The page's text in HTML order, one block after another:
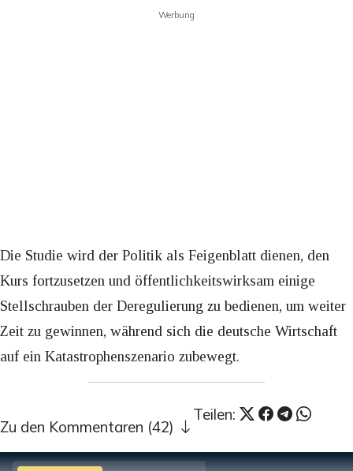
Werbung
Die Studie wird der Politik als Feigenblatt dienen, den
Kurs fortzusetzen und öffentlichkeitswirksam einige
Stellschrauben der Deregulierung zu bedienen, um weiter
Zeit zu gewinnen, während sich die deutsche Wirtschaft
auf ein Katastrophenszenario zubewegt.
Teilen:
Zu den Kommentaren (42)